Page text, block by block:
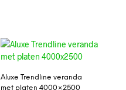
Aluxe Trendline veranda
met platen 4000×2500